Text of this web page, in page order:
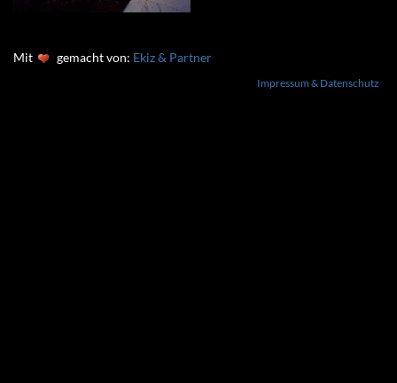
Mit gemacht von: Ekiz & Partner
Impressum & Datenschutz